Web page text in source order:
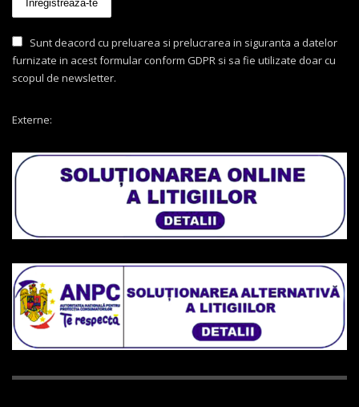
Sunt deacord cu preluarea si prelucrarea in siguranta a datelor
furnizate in acest formular conform GDPR si sa fie utilizate doar cu
scopul de newsletter.
Externe: